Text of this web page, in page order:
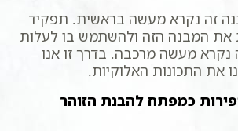
זה נקרא מעשה בראשית. תפקיד
המבנה הזה ולהשתמש בו לעלות
נקרא מעשה מרכבה. בדרך זו אנו
את התכונות האלוקיות.
כמפתח להבנת הזוהר